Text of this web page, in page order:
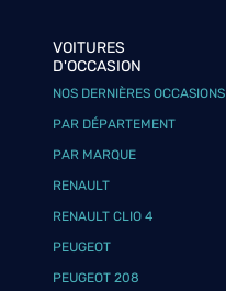
VOITURES
D'OCCASION
NOS DERNIÈRES OCCASIONS
PAR DÉPARTEMENT
PAR MARQUE
RENAULT
RENAULT CLIO 4
PEUGEOT
PEUGEOT 208